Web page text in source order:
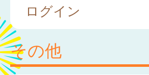
ログイン
その他